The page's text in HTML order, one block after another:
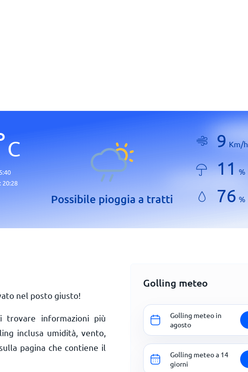
C
20:28
Possibile pioggia a tratti
9 Km/h
11 %
76 %
nel posto giusto!
trovare informazioni più
inclusa umidità, vento,
pagina che contiene il
Golling meteo
Golling meteo in
agosto
Golling meteo a 14
giorni